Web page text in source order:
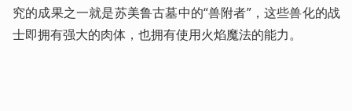
究的成果之一就是苏美鲁古墓中的“兽附者”，这些兽化的战
士即拥有强大的肉体，也拥有使用火焰魔法的能力。